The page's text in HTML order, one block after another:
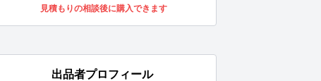
見積もりの相談後に購入できます
出品者プロフィール